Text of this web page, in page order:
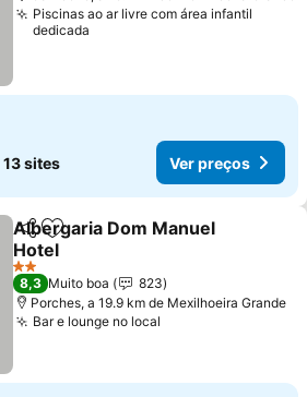
Piscinas ao ar livre com área infantil
dedicada
13 sites Ver preços
PartilharAdicionar aos favoritos
Albergaria Dom Manuel
Hotel
2 Estrelas
8,3 Muito boa
823
Porches, a 19.9 km de Mexilhoeira Grande
Bar e lounge no local